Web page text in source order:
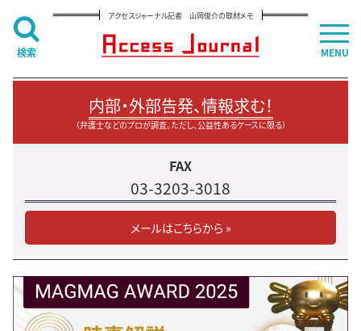
アクセスジャーナル記者 山岡俊介の取材メモ
内部・外部告発、情報求む！
（弁護士などのプロが調査。ただし、公益性あるケースに限る）
FAX
03-3203-3018
メールはこちらから »
MENU
検索